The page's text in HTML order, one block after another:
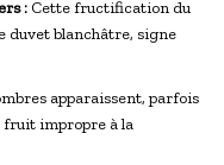
: Cette fructification du
duvet blanchâtre, signe
apparaissent, parfois
fruit impropre à la